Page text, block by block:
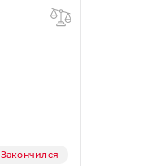
Закончился